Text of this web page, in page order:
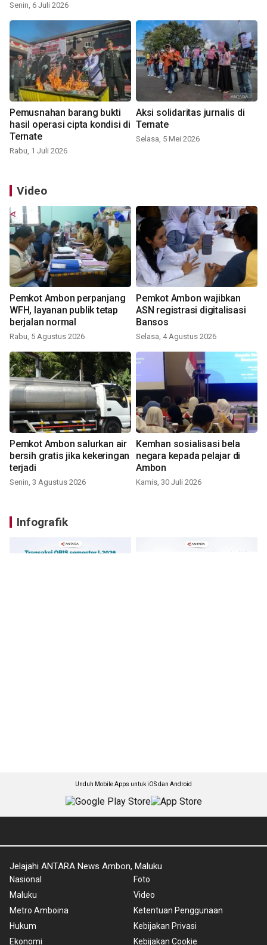
Senin, 6 Juli 2026
Pemusnahan barang bukti
hasil operasi cipta kondisi di
Ternate
Rabu, 1 Juli 2026
Aksi solidaritas jurnalis di
Ternate
Selasa, 5 Mei 2026
Video
Pemkot Ambon perpanjang
WFH, layanan publik tetap
berjalan normal
Rabu, 5 Agustus 2026
Pemkot Ambon wajibkan
ASN registrasi digitalisasi
Bansos
Selasa, 4 Agustus 2026
Pemkot Ambon salurkan air
bersih gratis jika kekeringan
terjadi
Senin, 3 Agustus 2026
Kemhan sosialisasi bela
negara kepada pelajar di
Ambon
Kamis, 30 Juli 2026
Infografik
Unduh Mobile Apps untuk iOS dan Android
Jelajahi ANTARA News Ambon, Maluku
Nasional
Maluku
Metro Amboina
Hukum
Ekonomi
Foto
Video
Ketentuan Penggunaan
Kebijakan Privasi
Kebijakan Cookie